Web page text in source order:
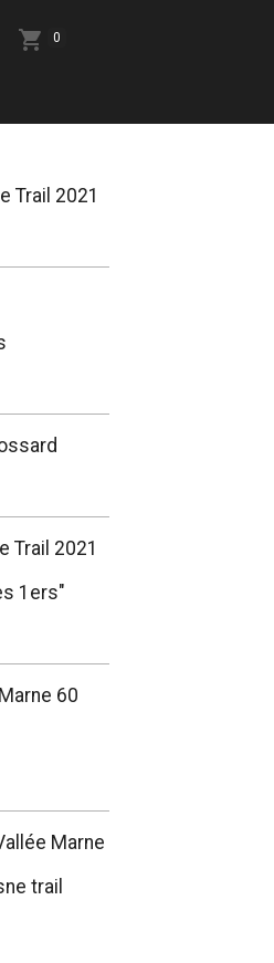
0
Trail 2021
Trail 2021
1ers"
60
Marne
trail